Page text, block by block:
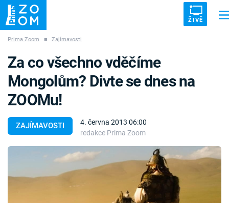
ŽIVĚ
VETŘELCI DÁVNOVĚKU
Témata
Prima Zoom ■ Zajímavosti
ZAJÍMAVOSTI
4. června 2013 06:00
redakce Prima Zoom
Za co všechno vděčíme
Mongolům? Divte se dnes na
ZOOMu!